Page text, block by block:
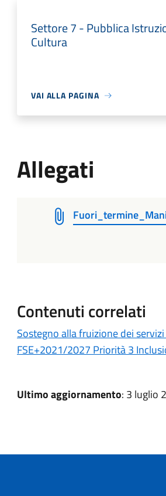
Settore 7 - Pubblica
Cultura
VAI ALLA PAGINA
Allegati
Contenuti correlati
Sostegno alla fruizione dei
FSE+2021/2027 Priorità 3
Ultimo aggiornamento: 3 luglio